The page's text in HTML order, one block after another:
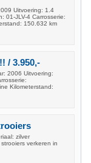
Uitvoering: 1.4
01-JLV-4 Carrosserie:
150.632 km
/ 3.950,-
2006 Uitvoering:
Kilometerstand:
zilver
verkeren in